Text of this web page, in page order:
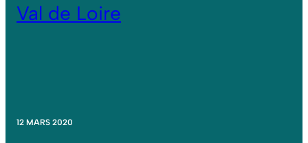
Val de Loire
12 MARS 2020